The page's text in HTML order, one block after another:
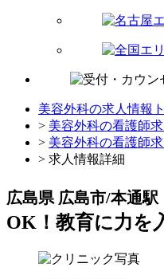
美容外科の求人情報
> 美容外科の看護師求
> 美容外科の看護師求
> 求人情報詳細
広島県 広島市/本通駅
OK！教育に力を